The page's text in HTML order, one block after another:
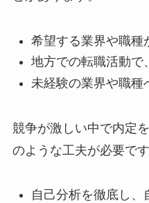
希望する業界や職種
地方での転職活動で
未経験の業界や職種
競争が激しい中で内定
のような工夫が必要です
自己分析を徹底し、